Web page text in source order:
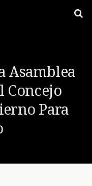
Asamblea
Concejo
Para